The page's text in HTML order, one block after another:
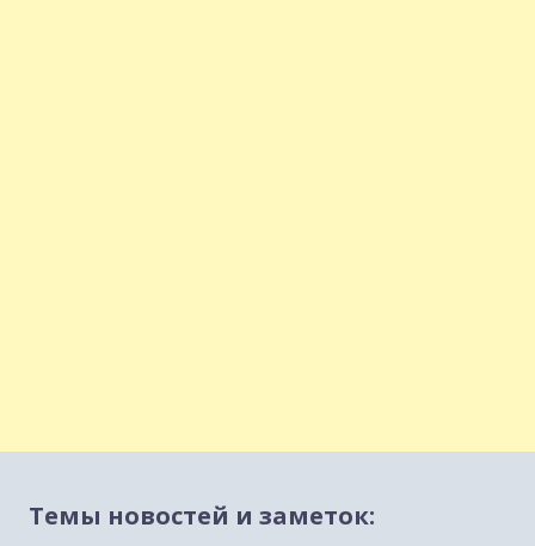
Темы новостей и заметок: